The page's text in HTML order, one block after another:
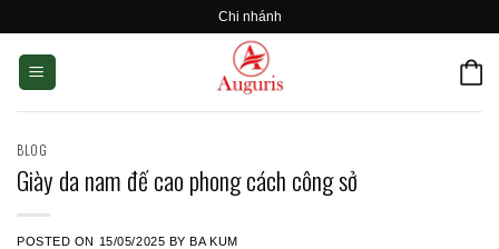
content
Chi nhánh
BLOG
Giày da nam đế cao phong cách công sở
POSTED ON 15/05/2025 BYBA KUM